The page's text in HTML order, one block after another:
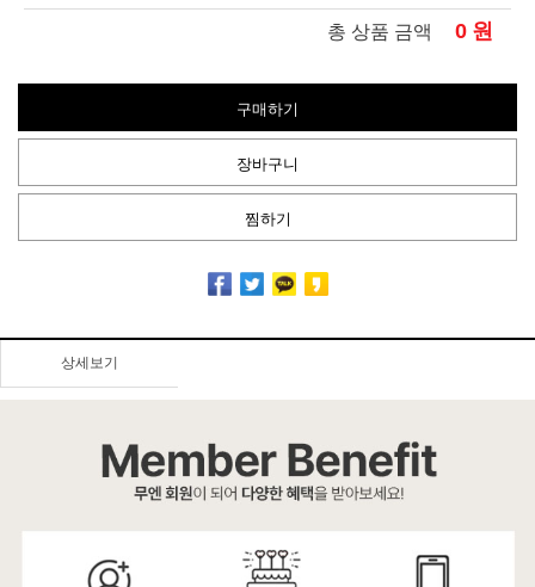
총 상품 금액 0 원
구매하기
장바구니
찜하기
상세보기